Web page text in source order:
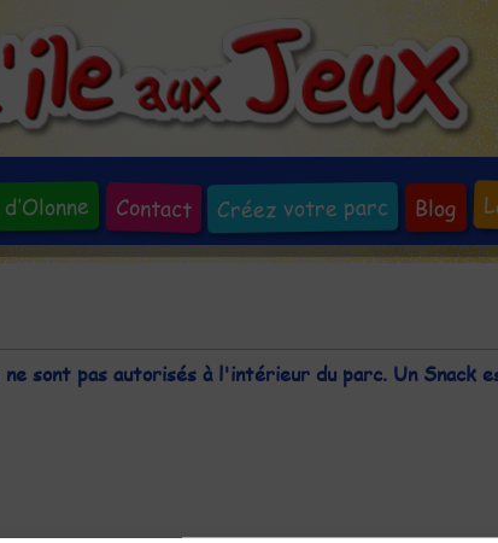
Contact Créez votre parc Blog
sont pas autorisés à l'intérieur du parc. Un Snack